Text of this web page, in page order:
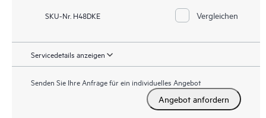
SKU-Nr. H48DKE Vergleichen
Servicedetails anzeigen
Senden Sie Ihre Anfrage für ein individuelles Angebot
Angebot anfordern